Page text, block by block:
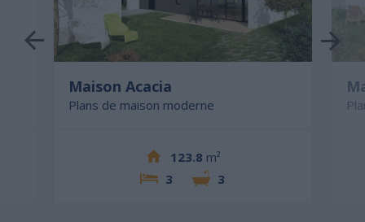
Maison Acacia
Plans de maison moderne
123.8 m²
3
3